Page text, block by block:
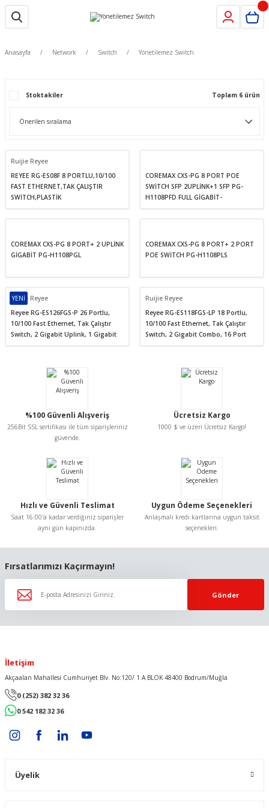
Anasayfa Network Switch Yönetilemez Switch
Stoktakiler Toplam 6 ürün
Ruijie Reyee
REYEE RG-ES08F 8 PORTLU,10/100
FAST ETHERNET,TAK ÇALIŞTIR
SWİTCH,PLASTİK
COREMAX CXS-PG 8 PORT POE
SWİTCH SFP 2UPLİNK+1 SFP PG-
H1108PFD FULL GİGABİT-
COREMAX CXS-PG 8 PORT+ 2 UPLİNK
GİGABİT PG-H1108PGL
COREMAX CXS-PG 8 PORT+ 2 PORT
POE SWİTCH PG-H1108PLS
YENİ
Ruijie Reyee
Reyee RG-ES126FGS-P 26 Portlu,
10/100 Fast Ethernet, Tak Çalıştır
Switch, 2 Gigabit Uplink, 1 Gigabit
Ruijie Reyee
Reyee RG-ES118FGS-LP 18 Portlu,
10/100 Fast Ethernet, Tak Çalıştır
Switch, 2 Gigabit Combo, 16 Port
%100 Güvenli Alışveriş
256Bit SSL sertifikası ile tüm siparişleriniz
güvende.
Ücretsiz Kargo
1000 $ ve üzeri Ücretsiz Kargo!
Hızlı ve Güvenli Teslimat
Saat 16:00'a kadar verdiğiniz siparişler
aynı gün kapınızda.
Uygun Ödeme Seçenekleri
Anlaşmalı kredi kartlarına uygun taksit
seçenekleri.
Fırsatlarımızı Kaçırmayın!
Gönder
İletişim
Akçaalan Mahallesi Cumhuriyet Blv. No:120/ 1 A BLOK 48400 Bodrum/Muğla
0 (252) 382 32 36
0 542 182 32 36
Üyelik